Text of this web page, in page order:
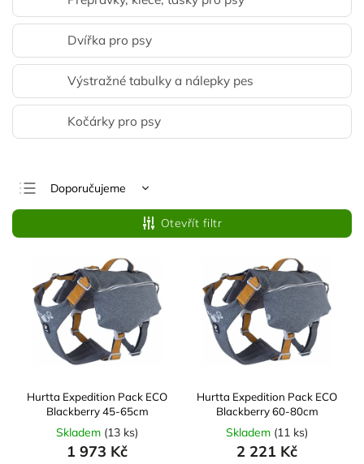
Dvířka pro psy
Výstražné tabulky a nálepky pes
Kočárky pro psy
Doporučujeme
Nejlevnější
Nejdražší
Nejprodávanější
Abecedně
Otevřít filtr
Hurtta Expedition Pack ECO
Blackberry 45-65cm
Skladem (13 ks)
1 973 Kč
Hurtta Expedition Pack ECO
Blackberry 60-80cm
Skladem (11 ks)
2 221 Kč